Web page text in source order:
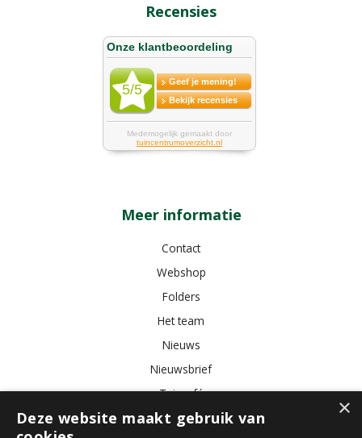
Recensies
Meer informatie
Contact
Webshop
Folders
Het team
Nieuws
Nieuwsbrief
Tuincafé
Vacatures
×
Deze website maakt gebruik van